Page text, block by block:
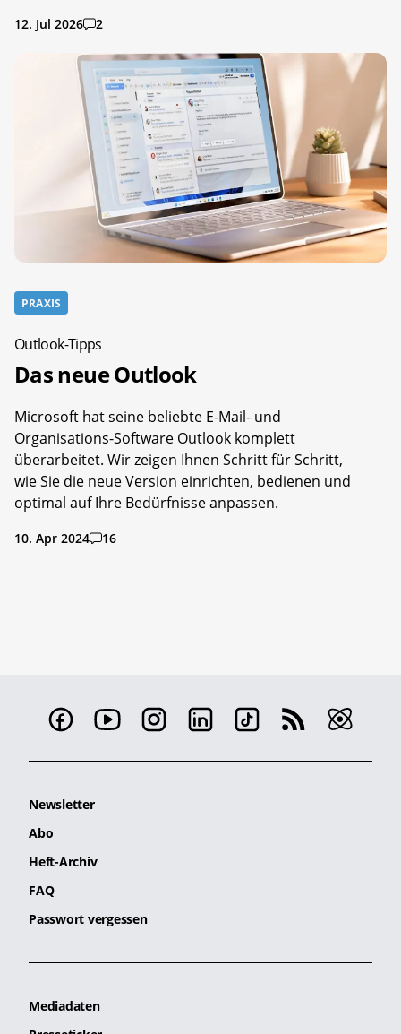
12. Jul 2026 2
PRAXIS
Outlook-Tipps
Das neue Outlook
Microsoft hat seine beliebte E-Mail- und
Organisations-Software Outlook komplett
überarbeitet. Wir zeigen Ihnen Schritt für Schritt,
wie Sie die neue Version einrichten, bedienen und
optimal auf Ihre Bedürfnisse anpassen.
10. Apr 2024 16
Newsletter
Abo
Heft-Archiv
FAQ
Passwort vergessen
Mediadaten